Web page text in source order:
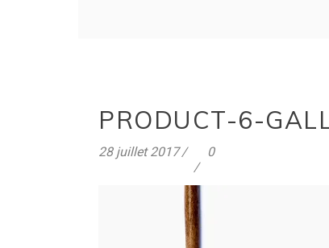
PRODUCT-6-
28 juillet 2017 0